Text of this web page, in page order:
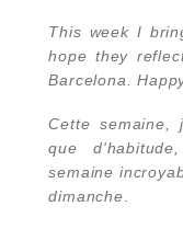
This week I
hope they
Barcelona.
Cette semaine,
que d'habitude
semaine
dimanche.